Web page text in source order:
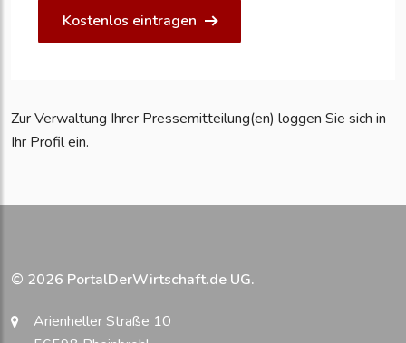
Kostenlos eintragen
Zur Verwaltung Ihrer Pressemitteilung(en) loggen Sie sich in
Ihr Profil ein.
© 2026 PortalDerWirtschaft.de UG.
Arienheller Straße 10